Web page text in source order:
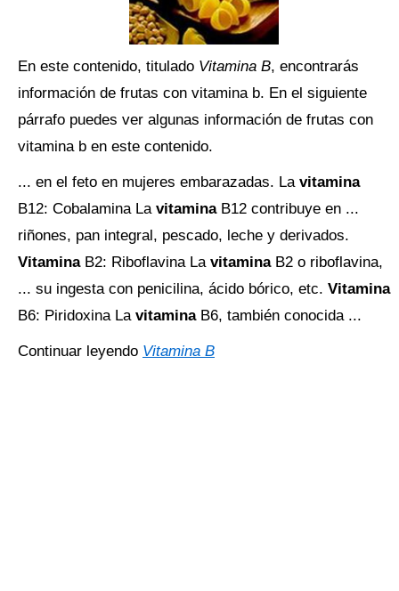
En este contenido, titulado Vitamina B, encontrarás
información de frutas con vitamina b. En el siguiente
párrafo puedes ver algunas información de frutas con
vitamina b en este contenido.
... en el feto en mujeres embarazadas. La vitamina
B12: Cobalamina La vitamina B12 contribuye en ...
riñones, pan integral, pescado, leche y derivados.
Vitamina B2: Riboflavina La vitamina B2 o riboflavina,
... su ingesta con penicilina, ácido bórico, etc. Vitamina
B6: Piridoxina La vitamina B6, también conocida ...
Continuar leyendo Vitamina B